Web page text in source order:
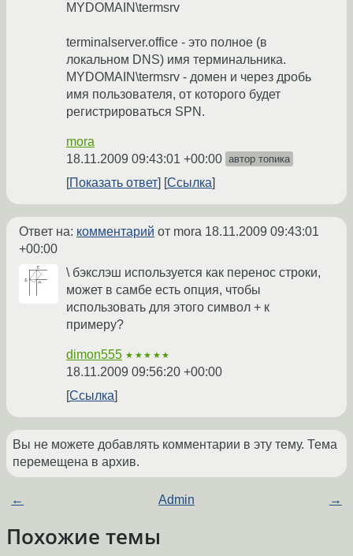
MYDOMAIN\termsrv
terminalserver.office - это полное (в
локальном DNS) имя терминальника.
MYDOMAIN\termsrv - домен и через дробь
имя пользователя, от которого будет
регистрироваться SPN.
mora
18.11.2009 09:43:01 +00:00 автор топика
Показать ответ Ссылка
Ответ на: комментарий от mora 18.11.2009 09:43:01
+00:00
\ бэкслэш используется как перенос строки,
может в самбе есть опция, чтобы
использовать для этого символ + к
примеру?
dimon555 ★★★★★
18.11.2009 09:56:20 +00:00
Ссылка
Вы не можете добавлять комментарии в эту тему. Тема
перемещена в архив.
← Admin →
Похожие темы